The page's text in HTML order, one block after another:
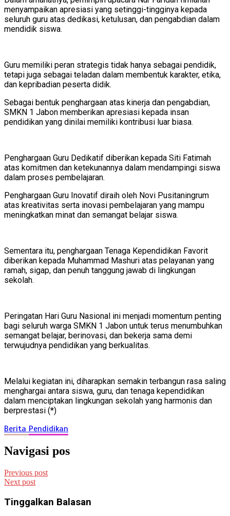
menyampaikan apresiasi yang setinggi-tingginya kepada
seluruh guru atas dedikasi, ketulusan, dan pengabdian dalam
mendidik siswa.
Guru memiliki peran strategis tidak hanya sebagai pendidik,
tetapi juga sebagai teladan dalam membentuk karakter, etika,
dan kepribadian peserta didik.
Sebagai bentuk penghargaan atas kinerja dan pengabdian,
SMKN 1 Jabon memberikan apresiasi kepada insan
pendidikan yang dinilai memiliki kontribusi luar biasa.
Penghargaan Guru Dedikatif diberikan kepada Siti Fatimah
atas komitmen dan ketekunannya dalam mendampingi siswa
dalam proses pembelajaran.
Penghargaan Guru Inovatif diraih oleh Novi Pusitaningrum
atas kreativitas serta inovasi pembelajaran yang mampu
meningkatkan minat dan semangat belajar siswa.
Sementara itu, penghargaan Tenaga Kependidikan Favorit
diberikan kepada Muhammad Mashuri atas pelayanan yang
ramah, sigap, dan penuh tanggung jawab di lingkungan
sekolah.
Peringatan Hari Guru Nasional ini menjadi momentum penting
bagi seluruh warga SMKN 1 Jabon untuk terus menumbuhkan
semangat belajar, berinovasi, dan bekerja sama demi
terwujudnya pendidikan yang berkualitas.
Melalui kegiatan ini, diharapkan semakin terbangun rasa saling
menghargai antara siswa, guru, dan tenaga kependidikan
dalam menciptakan lingkungan sekolah yang harmonis dan
berprestasi (*)
Berita Pendidikan
Navigasi pos
Previous post
Next post
Tinggalkan Balasan